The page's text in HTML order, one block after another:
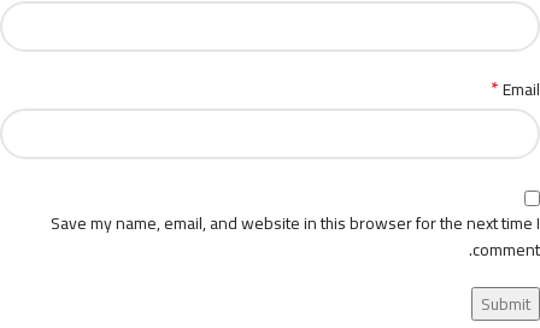
Email
*
Save my name, email, and website in this browser for the next time I
comment.